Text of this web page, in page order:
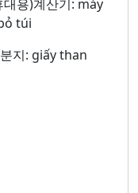
대용)계산기: máy
túi
지: giấy than